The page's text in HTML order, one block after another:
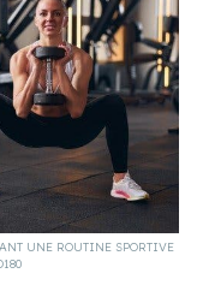
UNE ROUTINE SPORTIVE